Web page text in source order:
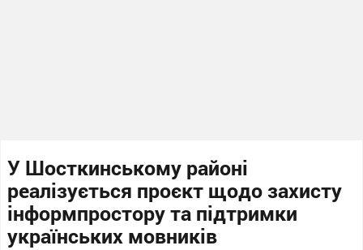
У Шосткинському районі
реалізується проєкт щодо захисту
інформпростору та підтримки
українських мовників